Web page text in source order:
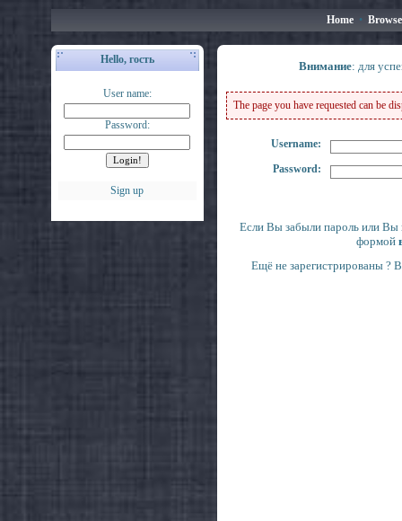
Home • Browse
Hello, гость
User name:
Password:
Sign up
Внимание: для
The page you have requested can be
Username:
Password:
Если Вы забыли пароль или Вы
формой
Ещё не зарегистрированы ?